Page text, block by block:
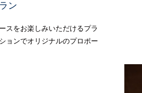
ン
スをお楽しみいただけるプラ
ョンでオリジナルのプロポー